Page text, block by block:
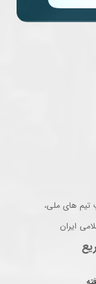
تیم های ملی،
ایران